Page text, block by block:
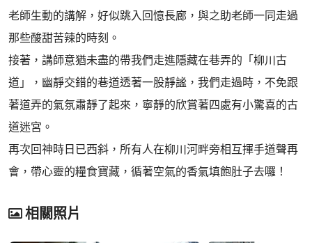
老師生動的講解，好似跳入回憶長廊，與之助老師一同走過
那些酸甜苦辣的時刻。
接著，講師意猶未盡的帶我們走進隱藏在巷弄的「柳川古
道」，幽靜交錯的巷道透著一股靜謐，我們走過時，不免跟
著道弄的氣氛肅靜了起來，寧靜的欣賞著四處有小驚喜的古
道迷宮。
再次回神時日已西斜，所有人在柳川河畔旁相互揮手道聲再
會，帶心靈的糧食寶藏，循著空氣的香氣填飽肚子去囉！
相關照片